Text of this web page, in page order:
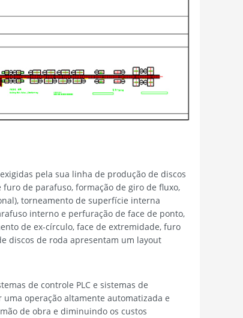
pela sua linha de produção de discos
de parafuso, formação de giro de fluxo,
torneamento de superfície interna
interno e perfuração de face de ponto,
de ex-círculo, face de extremidade, furo
discos de roda apresentam um layout
de controle PLC e sistemas de
operação altamente automatizada e
de obra e diminuindo os custos